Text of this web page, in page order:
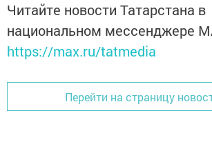
Читайте новости Татарстана в
национальном мессенджере
https://max.ru/tatmedia
Перейти на страницу